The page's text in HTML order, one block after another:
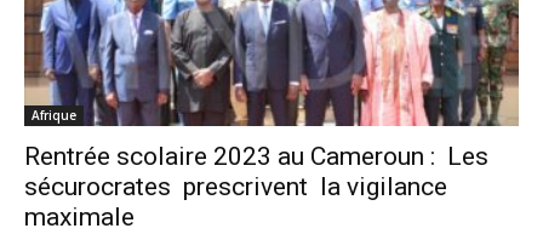
Afrique
Rentrée scolaire 2023 au Cameroun : Les
sécurocrates prescrivent la vigilance
maximale